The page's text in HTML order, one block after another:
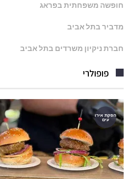
חופשה משפחתית בפראג
מדביר בתל אביב
חברת ניקיון משרדים בתל אביב
פופולרי
הפקת אירו
עים